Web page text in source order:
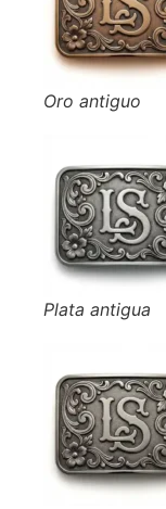
Oro antiguo
Plata antigua